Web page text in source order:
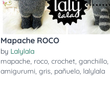
Mapache ROCO
by Lalylala
mapache, roco, crochet, ganchillo,
amigurumi, gris, pañuelo, lalylala